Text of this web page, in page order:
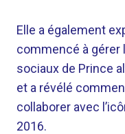
Elle a également
commencé à
sociaux de Prince
et a révélé
collaborer avec
2016.